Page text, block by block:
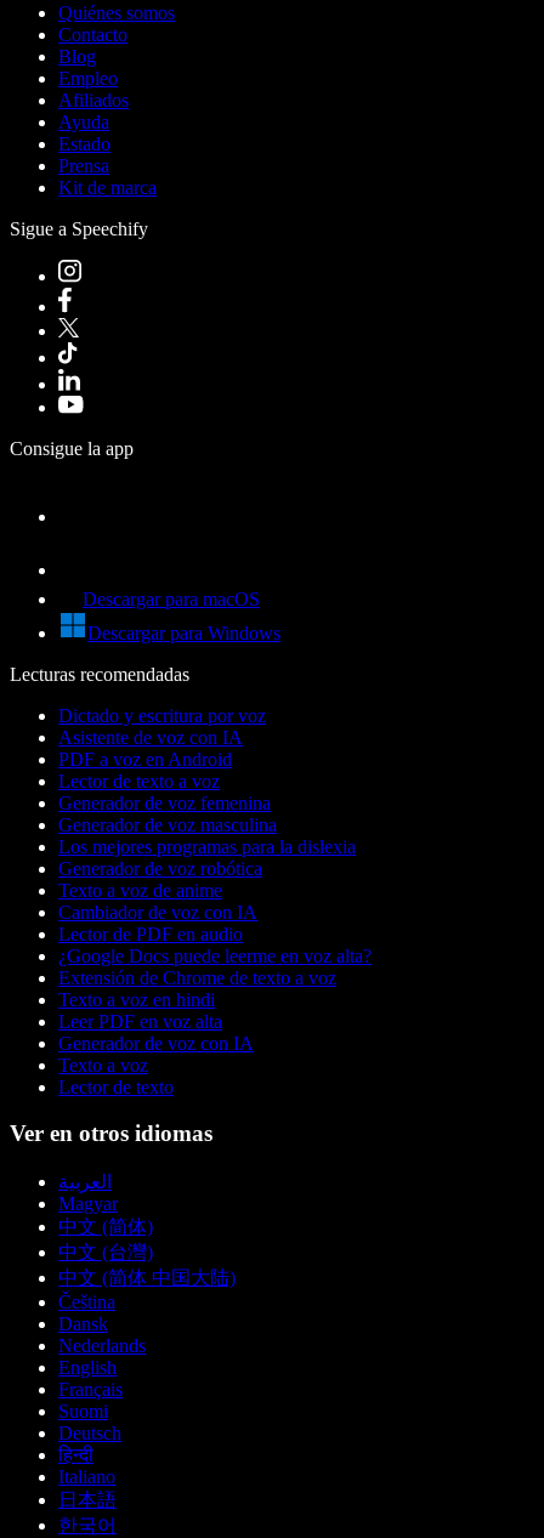
Quiénes somos
Contacto
Blog
Empleo
Afiliados
Ayuda
Estado
Prensa
Kit de marca
Sigue a Speechify
Consigue la app
Descargar para macOS
Descargar para Windows
Lecturas recomendadas
Dictado y escritura por voz
Asistente de voz con IA
PDF a voz en Android
Lector de texto a voz
Generador de voz femenina
Generador de voz masculina
Los mejores programas para la dislexia
Generador de voz robótica
Texto a voz de anime
Cambiador de voz con IA
Lector de PDF en audio
¿Google Docs puede leerme en voz alta?
Extensión de Chrome de texto a voz
Texto a voz en hindi
Leer PDF en voz alta
Generador de voz con IA
Texto a voz
Lector de texto
Ver en otros idiomas
العربية
Magyar
中文 (简体)
中文 (台灣)
中文 (简体 中国大陆)
Čeština
Dansk
Nederlands
English
Français
Suomi
Deutsch
हिन्दी
Italiano
日本語
한국어